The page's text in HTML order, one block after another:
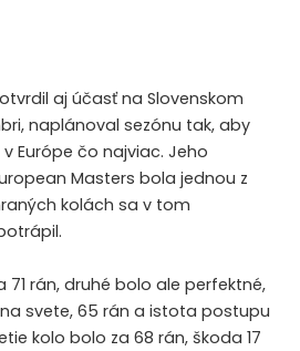
aj účasť na Slovenskom
naplánoval sezónu tak, aby
Európe čo najviac. Jeho
Masters bola jednou z
kolách sa v tom
71 rán, druhé bolo ale perfektné,
svete, 65 rán a istota postupu
kolo bolo za 68 rán, škoda 17